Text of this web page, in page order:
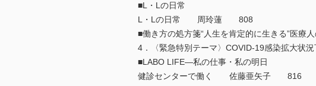
■L・Lの日常
L・Lの日常 周玲蓮 808
■働き方の処方箋“人生を肯定的に生きる”医療
4．〈緊急特別テーマ〉COVID-19感染拡
■LABO LIFE―私の仕事・私の明日
健診センターで働く 佐藤亜矢子 816